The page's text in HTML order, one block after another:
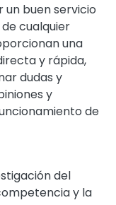
un buen servicio
cualquier
una
y rápida,
dudas y
y
de
del
y la